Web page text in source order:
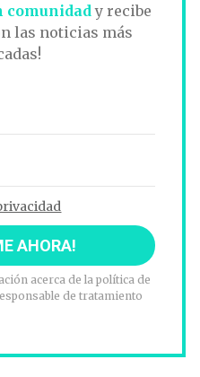
comunidad y recibe
las noticias más
acerca de la política de
de tratamiento